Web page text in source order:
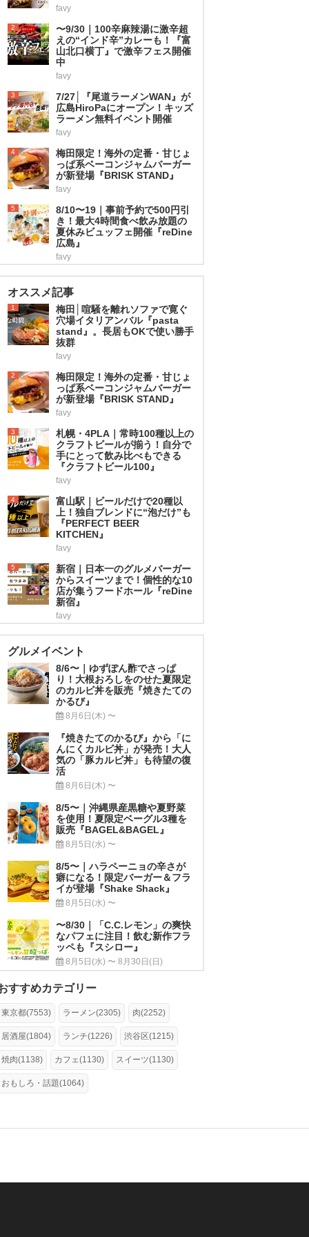
favy
2
〜9/30｜100辛麻辣湯に激辛超
えの“インド辛”カレーも！『富
山北口横丁』で激辛フェス開催
中
favy
3
7/27│『尾道ラーメンWAN』が
広島HiroPaにオープン！キッズ
ラーメン無料イベント開催
favy
4
梅田限定！海外の定番・甘じょ
っぱ系ベーコンジャムバーガー
が新登場『BRISK STAND』
favy
5
8/10〜19｜事前予約で500円引
き！最大4時間食べ飲み放題の
夏休みビュッフェ開催『reDine
広島』
favy
オススメ記事
1
梅田│喧騒を離れソファで寛ぐ
穴場イタリアンバル『pasta
stand』。長居もOKで使い勝手
抜群
favy
2
梅田限定！海外の定番・甘じょ
っぱ系ベーコンジャムバーガー
が新登場『BRISK STAND』
favy
3
札幌・4PLA｜常時100種以上の
クラフトビールが揃う！自分で
手にとって飲み比べもできる
『クラフトビール100』
favy
4
富山駅｜ビールだけで20種以
上！独自ブレンドに“泡だけ”も
『PERFECT BEER
KITCHEN』
favy
5
新宿｜日本一のグルメバーガー
からスイーツまで！個性的な10
店が集うフードホール『reDine
新宿』
favy
グルメイベント
8/6〜｜ゆずぽん酢でさっぱ
り！大根おろしをのせた夏限定
のカルビ丼を販売『焼きたての
かるび』
8月6日(木) 〜
『焼きたてのかるび』から「に
んにくカルビ丼」が発売！大人
気の「豚カルビ丼」も待望の復
活
8月6日(木) 〜
8/5〜｜沖縄県産黒糖や夏野菜
を使用！夏限定ベーグル3種を
販売『BAGEL&BAGEL』
8月5日(水) 〜
8/5〜｜ハラペーニョの辛さが
癖になる！限定バーガー＆フラ
イが登場『Shake Shack』
8月5日(水) 〜
〜8/30｜「C.C.レモン」の爽快
なパフェに注目！飲む新作フラ
ッペも『スシロー』
8月5日(水) 〜 8月30日(日)
すすめカテゴリー
東京都(7553) ラーメン(2305) 肉(2252)
居酒屋(1804) ランチ(1226) 渋谷区(1215)
焼肉(1138) カフェ(1130) スイーツ(1130)
おもしろ・話題(1064)